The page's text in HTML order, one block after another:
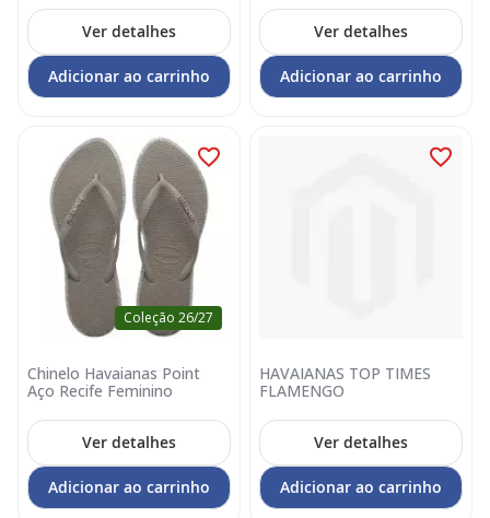
Ver detalhes
Adicionar ao carrinho
Ver detalhes
Adicionar ao carrinho
Coleção 26/27
Chinelo Havaianas Point
Aço Recife Feminino
Ver detalhes
Adicionar ao carrinho
HAVAIANAS TOP TIMES
FLAMENGO
Ver detalhes
Adicionar ao carrinho